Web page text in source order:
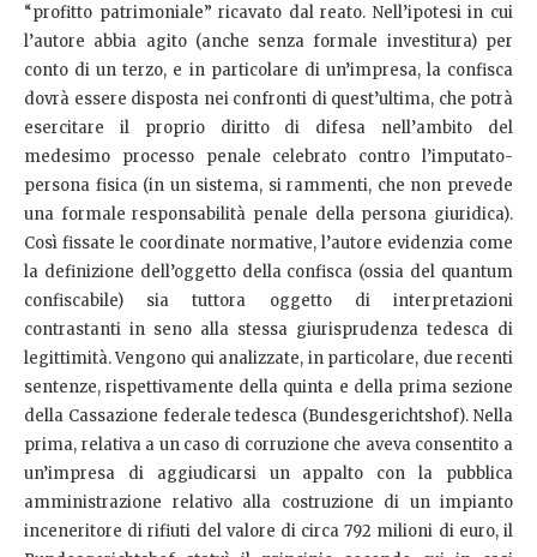
“profitto patrimoniale” ricavato dal reato. Nell’ipotesi in cui
l’autore abbia agito (anche senza formale investitura) per
conto di un terzo, e in particolare di un’impresa, la confisca
dovrà essere disposta nei confronti di quest’ultima, che potrà
esercitare il proprio diritto di difesa nell’ambito del
medesimo processo penale celebrato contro l’imputato-
persona fisica (in un sistema, si rammenti, che non prevede
una formale responsabilità penale della persona giuridica).
Così fissate le coordinate normative, l’autore evidenzia come
la definizione dell’oggetto della confisca (ossia del quantum
confiscabile) sia tuttora oggetto di interpretazioni
contrastanti in seno alla stessa giurisprudenza tedesca di
legittimità. Vengono qui analizzate, in particolare, due recenti
sentenze, rispettivamente della quinta e della prima sezione
della Cassazione federale tedesca (Bundesgerichtshof). Nella
prima, relativa a un caso di corruzione che aveva consentito a
un’impresa di aggiudicarsi un appalto con la pubblica
amministrazione relativo alla costruzione di un impianto
inceneritore di rifiuti del valore di circa 792 milioni di euro, il